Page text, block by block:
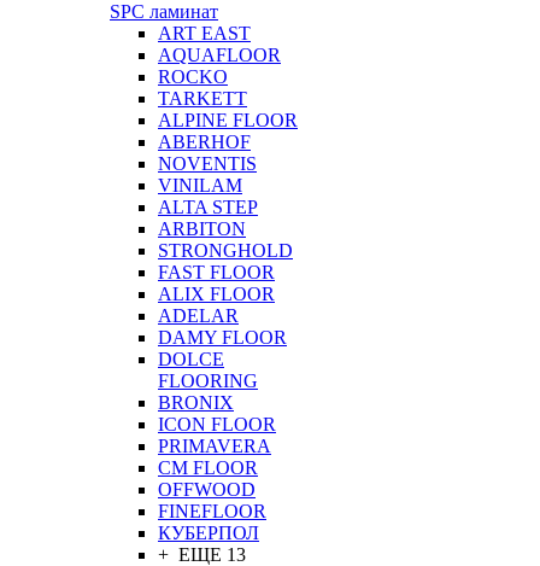
SPC ламинат
ART EAST
AQUAFLOOR
ROCKO
TARKETT
ALPINE FLOOR
ABERHOF
NOVENTIS
VINILAM
ALTA STEP
ARBITON
STRONGHOLD
FAST FLOOR
ALIX FLOOR
ADELAR
DAMY FLOOR
DOLCE
FLOORING
BRONIX
ICON FLOOR
PRIMAVERA
CM FLOOR
OFFWOOD
FINEFLOOR
КУБЕРПОЛ
+ ЕЩЕ 13